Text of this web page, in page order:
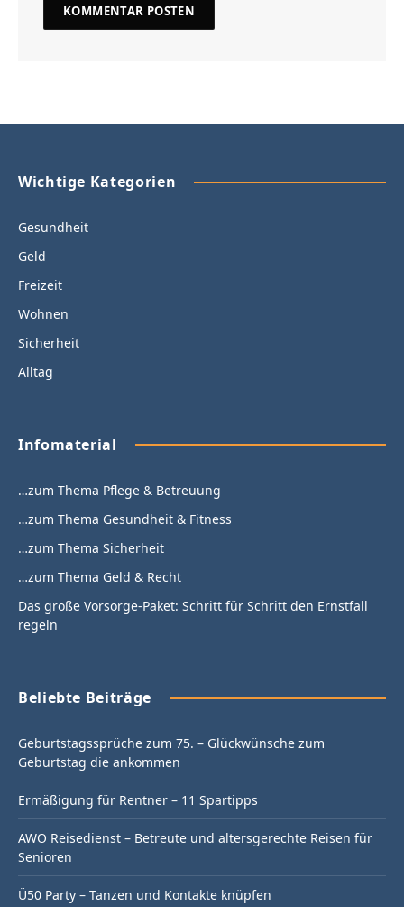
Wichtige Kategorien
Gesundheit
Geld
Freizeit
Wohnen
Sicherheit
Alltag
Infomaterial
…zum Thema Pflege & Betreuung
…zum Thema Gesundheit & Fitness
…zum Thema Sicherheit
…zum Thema Geld & Recht
Das große Vorsorge-Paket: Schritt für Schritt den Ernstfall
regeln
Beliebte Beiträge
Geburtstagssprüche zum 75. – Glückwünsche zum
Geburtstag die ankommen
Ermäßigung für Rentner – 11 Spartipps
AWO Reisedienst – Betreute und altersgerechte Reisen für
Senioren
Ü50 Party – Tanzen und Kontakte knüpfen